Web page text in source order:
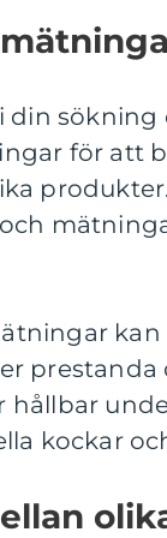
din
för att
prestanda
hållbar
kockar